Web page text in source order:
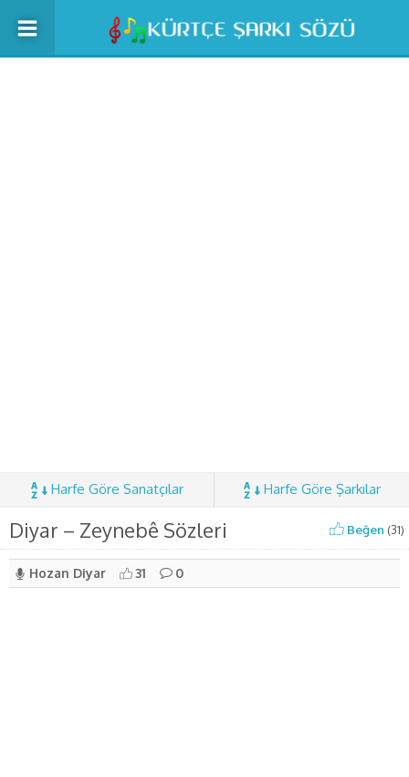
Harfe Göre Sanatçılar Harfe Göre Şarkılar
Diyar – Zeynebê Sözleri Beğen (31)
Hozan Diyar 31 0